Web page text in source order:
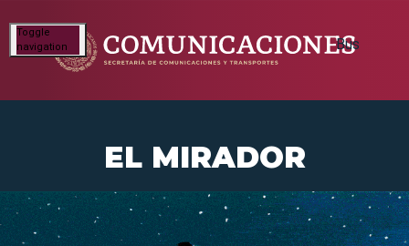
Toggle
navigation
EL MIRADOR